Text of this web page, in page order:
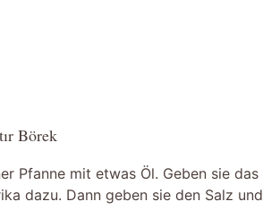
Börek
Pfanne mit etwas Öl. Geben sie das
dazu. Dann geben sie den Salz und